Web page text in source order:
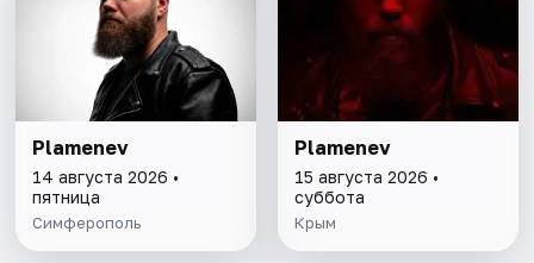
Plamenev
14 августа 2026 •
пятница
Симферополь
Plamenev
15 августа 2026 •
суббота
Крым